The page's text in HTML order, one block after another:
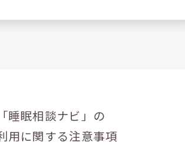
「睡眠相談ナビ」の
用に関する注意事項